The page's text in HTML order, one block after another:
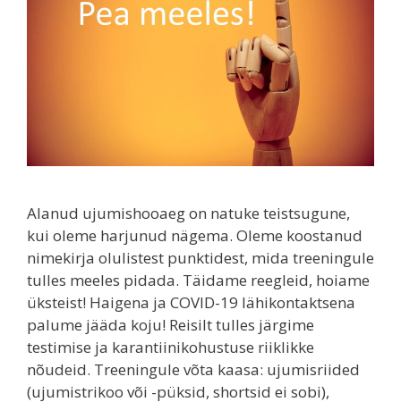
Alanud ujumishooaeg on natuke teistsugune,
kui oleme harjunud nägema. Oleme koostanud
nimekirja olulistest punktidest, mida treeningule
tulles meeles pidada. Täidame reegleid, hoiame
üksteist! Haigena ja COVID-19 lähikontaktsena
palume jääda koju! Reisilt tulles järgime
testimise ja karantiinikohustuse riiklikke
nõudeid. Treeningule võta kaasa: ujumisriided
(ujumistrikoo või -püksid, shortsid ei sobi),